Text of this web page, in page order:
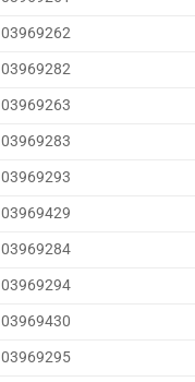
03969262
03969282
03969263
03969283
03969293
03969429
03969284
03969294
03969430
03969295